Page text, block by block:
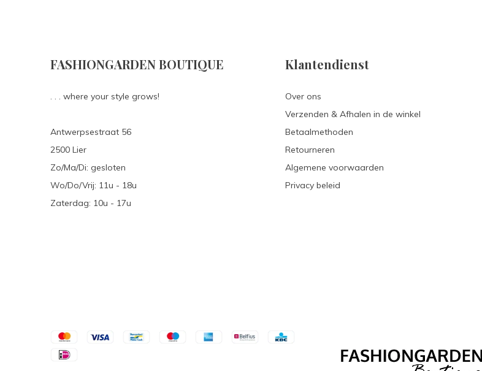
FASHIONGARDEN BOUTIQUE
. . . where your style grows!
Antwerpsestraat 56
2500 Lier
Zo/Ma/Di: gesloten
Wo/Do/Vrij: 11u - 18u
Zaterdag: 10u - 17u
Klantendienst
Over ons
Verzenden & Afhalen in de winkel
Betaalmethoden
Retourneren
Algemene voorwaarden
Privacy beleid